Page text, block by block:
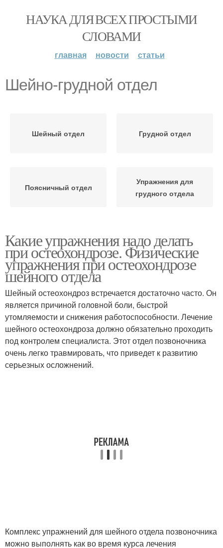
НАУКА ДЛЯ ВСЕХ ПРОСТЫМИ
СЛОВАМИ
главная новости статьи
Шейно-грудной отдел
Шейный отдел Грудной отдел
Поясничный отдел
Упражнения для
грудного отдела
Какие упражнения надо делать
при остеохондрозе. Физические
упражнения при остеохондрозе
шейного отдела
Шейный остеохондроз встречается достаточно часто. Он
является причиной головной боли, быстрой
утомляемости и снижения работоспособности. Лечение
шейного остеохондроза должно обязательно проходить
под контролем специалиста. Этот отдел позвоночника
очень легко травмировать, что приведет к развитию
серьезных осложнений.
Комплекс упражнений для шейного отдела позвоночника
можно выполнять как во время курса лечения